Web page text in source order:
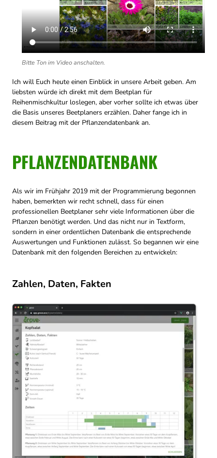
Bitte Ton im Video anschalten.
Ich will Euch heute einen Einblick in unsere Arbeit geben. Am
liebsten würde ich direkt mit dem Beetplan für
Reihenmischkultur loslegen, aber vorher sollte ich etwas über
die Basis unseres Beetplaners erzählen. Daher fange ich in
diesem Beitrag mit der Pflanzendatenbank an.
PFLANZENDATENBANK
Als wir im Frühjahr 2019 mit der Programmierung begonnen
haben, bemerkten wir recht schnell, dass für einen
professionellen Beetplaner sehr viele Informationen über die
Pflanzen benötigt werden. Und das nicht nur in Textform,
sondern in einer ordentlichen Datenbank die entsprechende
Auswertungen und Funktionen zulässt. So begannen wir eine
Datenbank mit den folgenden Bereichen zu entwickeln:
Zahlen, Daten, Fakten